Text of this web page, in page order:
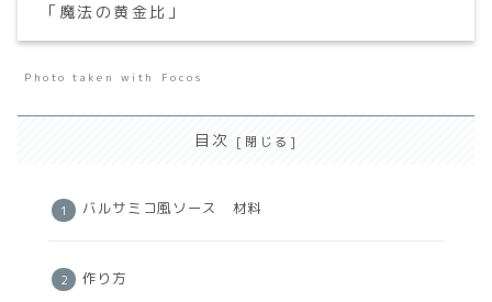
「魔法の黄金比」
Photo taken with Focos
目次
バルサミコ風ソース 材料
作り方